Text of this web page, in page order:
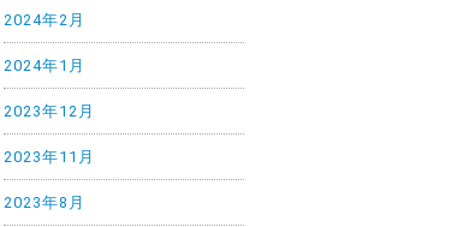
2024年2月
2024年1月
2023年12月
2023年11月
2023年8月